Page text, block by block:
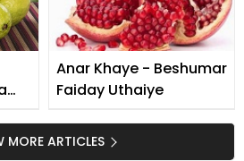
Anar Khaye - Beshumar
Faiday Uthaiye
MORE ARTICLES